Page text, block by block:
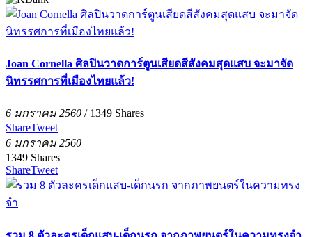
Joan Cornella ศิลปินวาดการ์ตูนเสียดสีสังคมสุดแสบ จะมาจัด
นิทรรศการที่เมืองไทยแล้ว!
6 มกราคม 2560 / 1349 Shares
ShareTweet
6 มกราคม 2560
1349 Shares
ShareTweet